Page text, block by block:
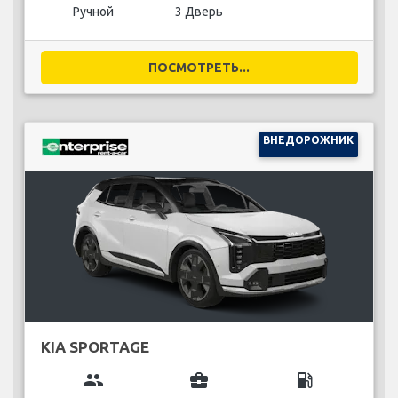
Ручной 3 Дверь
ПОСМОТРЕТЬ...
ВНЕДОРОЖНИК
KIA SPORTAGE
group business_center local_gas_station